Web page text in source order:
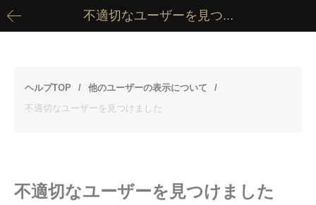
不適切なユーザーを見つ...
ヘルプTOP
他のユーザーの表示について
不適切なユーザーを見つけました
不適切なユーザーを見つけました